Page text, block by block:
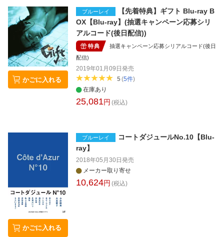
かごに入れる
ブルーレイ
【先着特典】ギフト Blu-ray B
OX【Blu-ray】(抽選キャンペーン応募シリ
アルコード(後日配信))
特典
抽選キャンペーン応募シリアルコード(後日
配信)
2019年01月09日 発売
5(5件)
在庫あり
25,081円 (税込)
かごに入れる
ブルーレイ
コートダジュールNo.10【Blu-
ray】
2018年05月30日 発売
メーカー取り寄せ
10,624円 (税込)